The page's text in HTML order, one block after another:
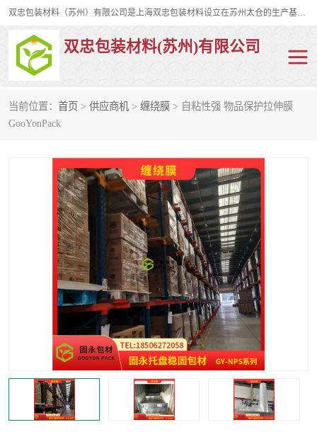
双忠包装材料（苏州）有限公司是上海双忠包装材料设立在苏州太仓的生产基地，占地约2万平米，产品主要有打孔缠绕膜，拉伸蜂窝纸，集装箱充气袋，滑托板，打包带，裹包网兜，防滑纸等箱体和托盘的运输和保护性包材。固永包材®，GooYon Pack®，是我们保护性包装材料的专属品牌。
双忠包装材料(苏州)有限公司
当前位置： 首页 > 供应商机 > 缠绕膜 > 自粘性强 物品保护拉伸膜
GooYonPack
打孔缠绕膜
裹包网兜 纤维打包带
充气袋
缠绕膜
托盘裹包网兜
托盘捆绑带